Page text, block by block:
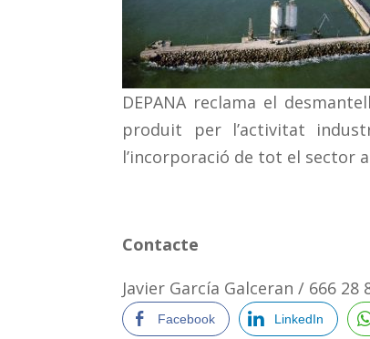
DEPANA reclama el
produit per l’activitat
l’incorporació de tot el sector
Contacte
Javier García Galceran / 666 28
Facebook LinkedIn